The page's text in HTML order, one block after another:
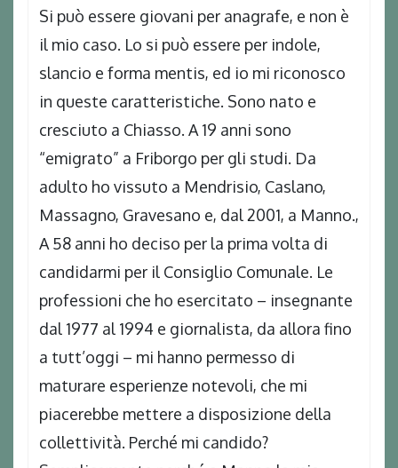
Si può essere giovani per anagrafe, e non è
il mio caso. Lo si può essere per indole,
slancio e forma mentis, ed io mi riconosco
in queste caratteristiche. Sono nato e
cresciuto a Chiasso. A 19 anni sono
“emigrato” a Friborgo per gli studi. Da
adulto ho vissuto a Mendrisio, Caslano,
Massagno, Gravesano e, dal 2001, a Manno.,
A 58 anni ho deciso per la prima volta di
candidarmi per il Consiglio Comunale. Le
professioni che ho esercitato – insegnante
dal 1977 al 1994 e giornalista, da allora fino
a tutt’oggi – mi hanno permesso di
maturare esperienze notevoli, che mi
piacerebbe mettere a disposizione della
collettività. Perché mi candido?